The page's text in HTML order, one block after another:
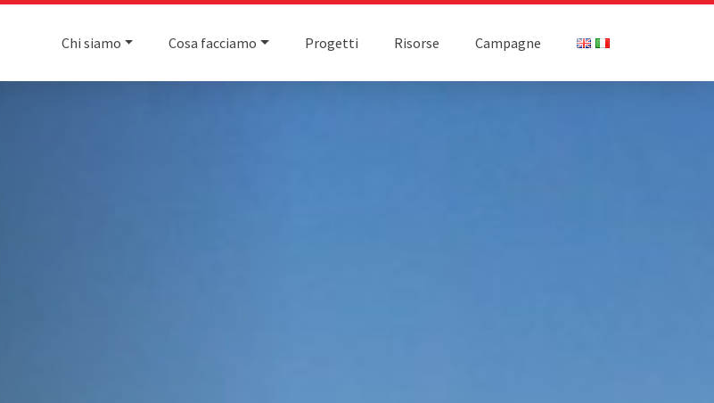
Chi siamo Cosa facciamo Progetti Risorse Campagne